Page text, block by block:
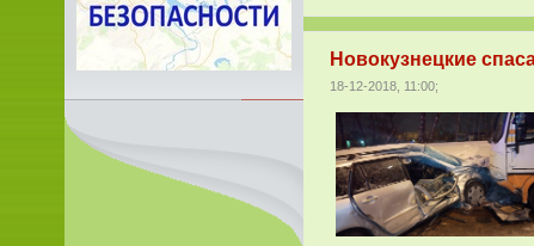
Новокузнецкие
18-12-2018, 11:00;